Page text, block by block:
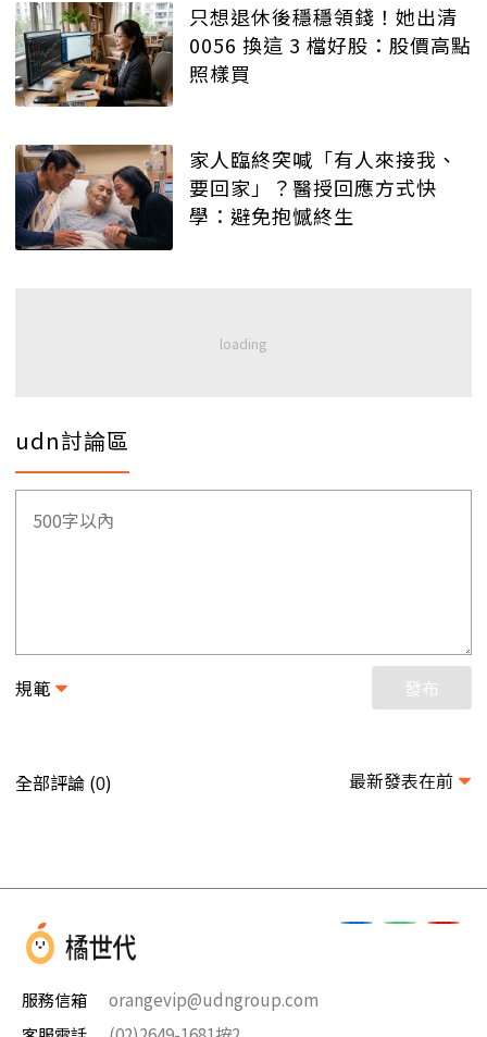
只想退休後穩穩領錢！她出清
0056 換這 3 檔好股：股價高點
照樣買
家人臨終突喊「有人來接我、
要回家」？醫授回應方式快
學：避免抱憾終生
udn討論區
規範 發布
全部評論 (0) 最新發表在前
服務信箱
orangevip@udngroup.com